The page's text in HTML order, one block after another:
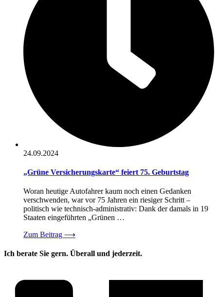
24.09.2024
„Grüne Versicherungskarte“ feiert 75. Geburtstag
Woran heutige Autofahrer kaum noch einen Gedanken
verschwenden, war vor 75 Jahren ein riesiger Schritt –
politisch wie technisch-administrativ: Dank der damals in 19
Staaten eingeführten „Grünen …
Zum Beitrag ⟶
Ich berate Sie gern. Überall und jederzeit.